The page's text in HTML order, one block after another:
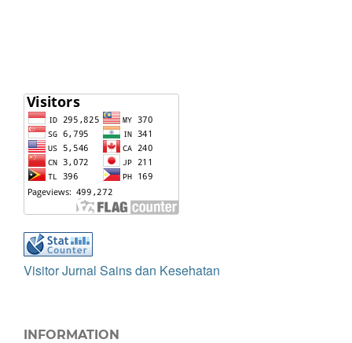
Visitor Jurnal Sains dan Kesehatan
INFORMATION